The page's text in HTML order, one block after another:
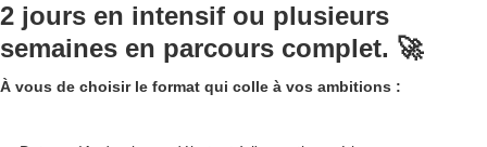
2 jours en intensif ou plusieurs
semaines en parcours complet. 🚀
À vous de choisir le format qui colle à vos ambitions :